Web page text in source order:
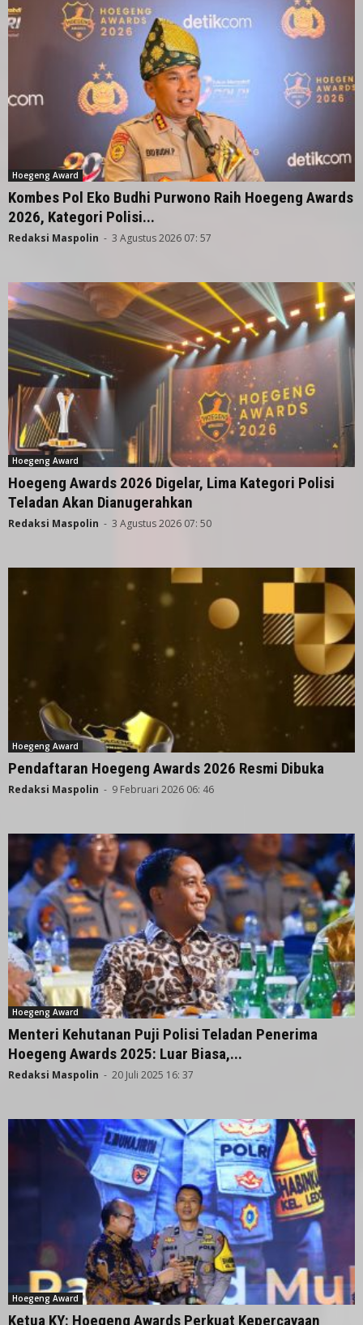
Hoegeng Award
Kombes Pol Eko Budhi Purwono Raih Hoegeng Awards
2026, Kategori Polisi...
Redaksi Maspolin - 3 Agustus 2026 07: 57
Hoegeng Award
Hoegeng Awards 2026 Digelar, Lima Kategori Polisi
Teladan Akan Dianugerahkan
Redaksi Maspolin - 3 Agustus 2026 07: 50
Hoegeng Award
Pendaftaran Hoegeng Awards 2026 Resmi Dibuka
Redaksi Maspolin - 9 Februari 2026 06: 46
Hoegeng Award
Menteri Kehutanan Puji Polisi Teladan Penerima
Hoegeng Awards 2025: Luar Biasa,...
Redaksi Maspolin - 20 Juli 2025 16: 37
Hoegeng Award
Ketua KY: Hoegeng Awards Perkuat Kepercayaan